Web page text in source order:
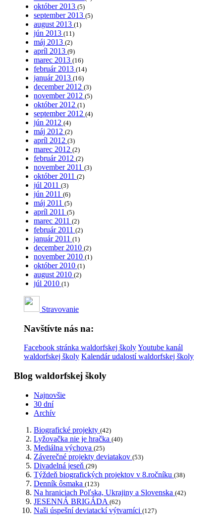
október 2013 (5)
september 2013 (5)
august 2013 (1)
jún 2013 (11)
máj 2013 (2)
apríl 2013 (9)
marec 2013 (16)
február 2013 (14)
január 2013 (16)
december 2012 (3)
november 2012 (5)
október 2012 (1)
september 2012 (4)
jún 2012 (4)
máj 2012 (2)
apríl 2012 (3)
marec 2012 (2)
február 2012 (2)
november 2011 (3)
október 2011 (2)
júl 2011 (3)
jún 2011 (6)
máj 2011 (5)
apríl 2011 (5)
marec 2011 (2)
február 2011 (2)
január 2011 (1)
december 2010 (2)
november 2010 (1)
október 2010 (1)
august 2010 (2)
júl 2010 (1)
Stravovanie
Navštívte nás na:
Facebook stránka waldorfskej školyYoutube kanál
waldorfskej školy Kalendár udalostí waldorfskej školy
Blog waldorfskej školy
Najnovšie
30 dní
Archív
Biografické projekty (42)
Lyžovačka nie je hračka (40)
Mediálna výchova (25)
Záverečné projekty deviatakov (53)
Divadelná jeseň (29)
Týždeň biografických projektov v 8.ročníku (38)
Denník ôsmaka (123)
Na hraniciach Poľska, Ukrajiny a Slovenska (42)
JESENNÁ BRIGÁDA (62)
Naši úspešní deviatackí výtvarníci (127)